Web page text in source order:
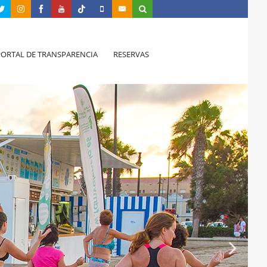
DE TRANSPARENCIA RESERVAS